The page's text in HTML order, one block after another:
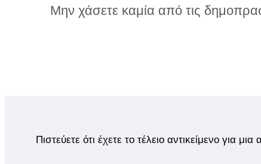
Μην χάσετε καμία από τις
Πιστεύετε ότι έχετε το τέλειο αντικείμενο για